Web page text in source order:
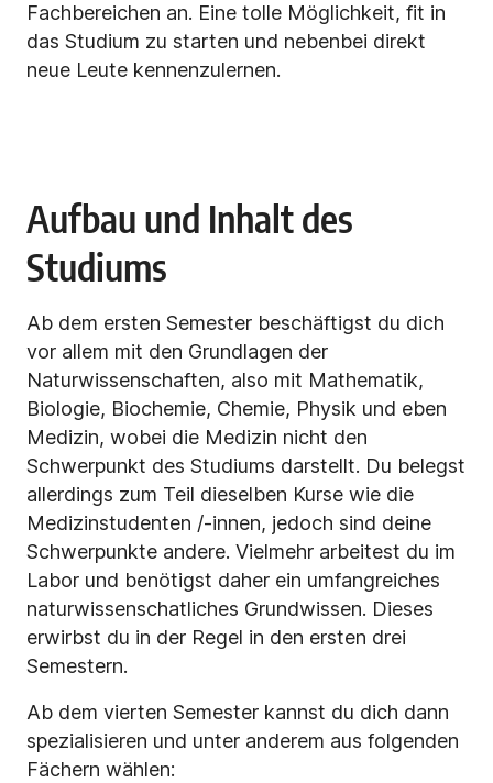
Fachbereichen an. Eine tolle Möglichkeit, fit in
das Studium zu starten und nebenbei direkt
neue Leute kennenzulernen.
Aufbau und Inhalt des
Studiums
Ab dem ersten Semester beschäftigst du dich
vor allem mit den Grundlagen der
Naturwissenschaften, also mit Mathematik,
Biologie, Biochemie, Chemie, Physik und eben
Medizin, wobei die Medizin nicht den
Schwerpunkt des Studiums darstellt. Du belegst
allerdings zum Teil dieselben Kurse wie die
Medizinstudenten /-innen, jedoch sind deine
Schwerpunkte andere. Vielmehr arbeitest du im
Labor und benötigst daher ein umfangreiches
naturwissenschatliches Grundwissen. Dieses
erwirbst du in der Regel in den ersten drei
Semestern.
Ab dem vierten Semester kannst du dich dann
spezialisieren und unter anderem aus folgenden
Fächern wählen: